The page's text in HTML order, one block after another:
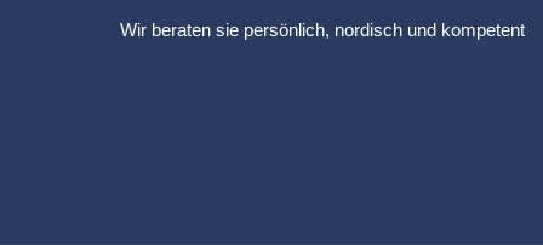
Wir beraten sie persönlich, nordisch und kompetent